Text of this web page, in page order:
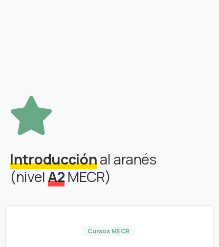
Introducciónal aranés
(nivelA2 MECR)
Cursos MECR